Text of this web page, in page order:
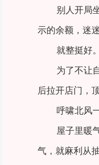
别人开局
示的余额，迷
就整挺好
为了不让
后拉开店门，
呼啸北风
屋子里暖
气，就麻利从